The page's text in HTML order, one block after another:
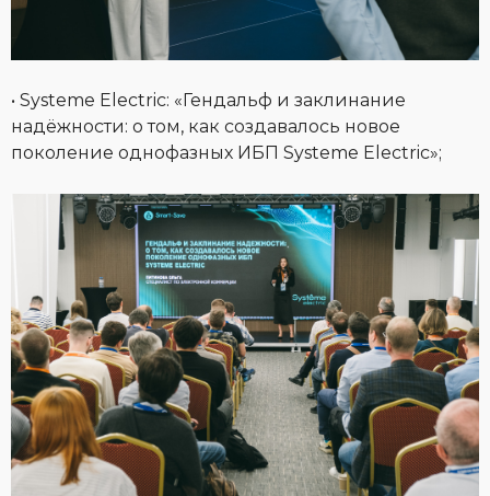
• Systeme Electric: «Гендальф и заклинание
надёжности: о том, как создавалось новое
поколение однофазных ИБП Systeme Electric»;